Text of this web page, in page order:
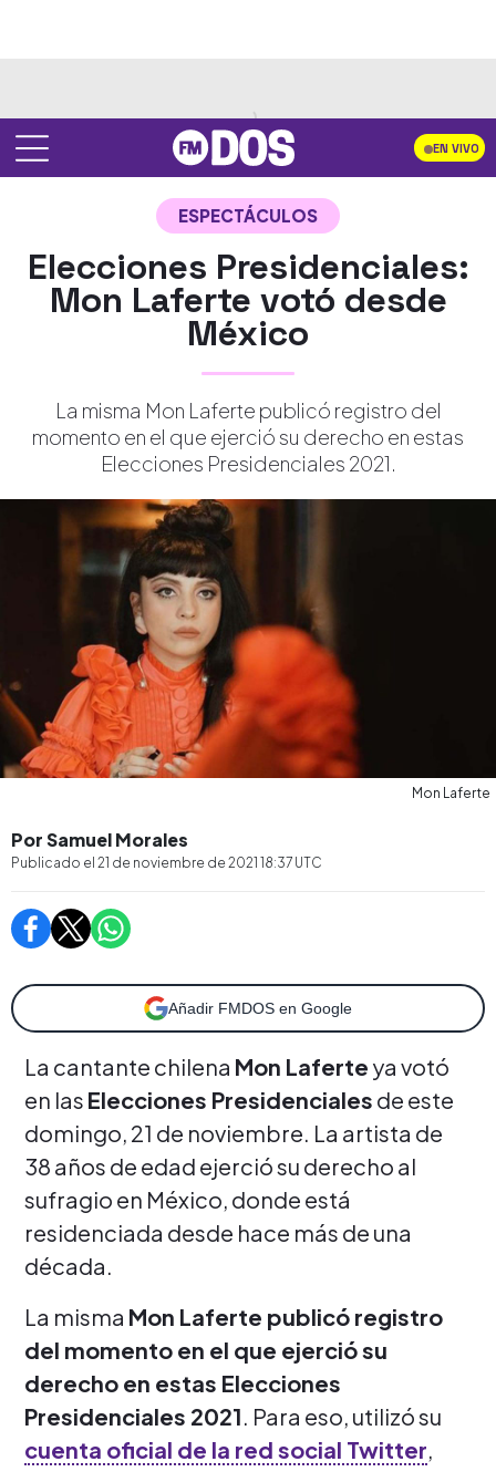
EN VIVO
ESPECTÁCULOS
Elecciones Presidenciales:
Mon Laferte votó desde
México
La misma Mon Laferte publicó registro del
momento en el que ejerció su derecho en estas
Elecciones Presidenciales 2021.
Mon Laferte
Por Samuel Morales
Publicado el 21 de noviembre de 2021 18:37 UTC
Añadir FMDOS en Google
La cantante chilena Mon Laferte ya votó
en las Elecciones Presidenciales de este
domingo, 21 de noviembre. La artista de
38 años de edad ejerció su derecho al
sufragio en México, donde está
residenciada desde hace más de una
década.
La misma Mon Laferte publicó registro
del momento en el que ejerció su
derecho en estas Elecciones
Presidenciales 2021. Para eso, utilizó su
cuenta oficial de la red social Twitter,